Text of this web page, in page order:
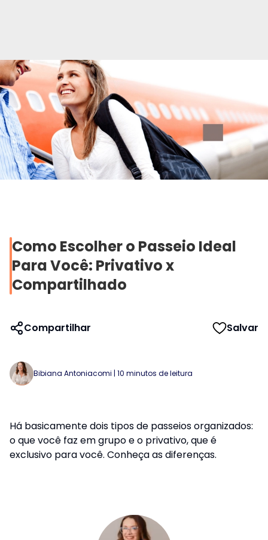
Perfil
Idioma
Português
English
Como Escolher o Passeio Ideal
Para Você: Privativo x
Compartilhado
Bibiana Antoniacomi | 10 minutos de leitura
Compartilhar Salvar
Há basicamente dois tipos de passeios organizados:
o que você faz em grupo e o privativo, que é
exclusivo para você. Conheça as diferenças.